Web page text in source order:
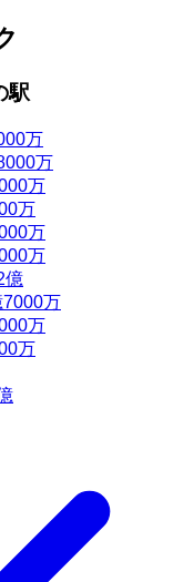
駅
万
万
万
万
万
万
億
7000万
万
万